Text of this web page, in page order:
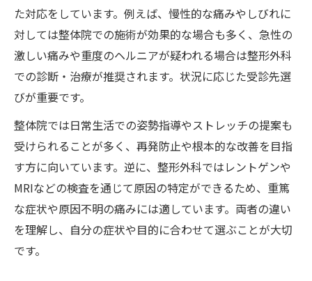
た対応をしています。例えば、慢性的な痛みやしびれに
対しては整体院での施術が効果的な場合も多く、急性の
激しい痛みや重度のヘルニアが疑われる場合は整形外科
での診断・治療が推奨されます。状況に応じた受診先選
びが重要です。
整体院では日常生活での姿勢指導やストレッチの提案も
受けられることが多く、再発防止や根本的な改善を目指
す方に向いています。逆に、整形外科ではレントゲンや
MRIなどの検査を通じて原因の特定ができるため、重篤
な症状や原因不明の痛みには適しています。両者の違い
を理解し、自分の症状や目的に合わせて選ぶことが大切
です。